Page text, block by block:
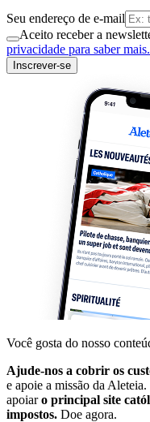
Seu endereço de e-mail
Aceito receber a
privacidade para saber mais.
Inscrever-se
Você gosta do nosso
Ajude-nos a cobrir os
e apoie a missão da
apoiaro principal site
impostos. Doe agora.